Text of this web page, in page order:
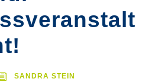
SANDRA STEIN